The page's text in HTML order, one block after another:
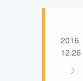
2016
12.26